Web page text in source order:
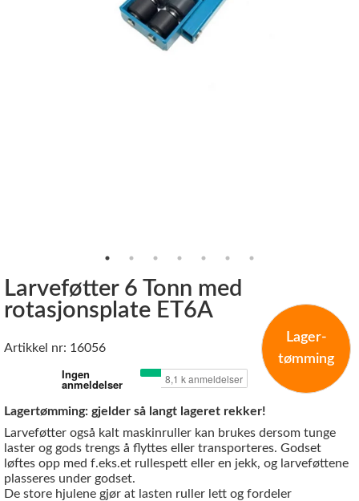
Larveføtter 6 Tonn med
rotasjonsplate ET6A
Lager-
tømming
Artikkel nr: 16056
Lagertømming: gjelder så langt lageret rekker!
Larveføtter også kalt maskinruller kan brukes dersom tunge
laster og gods trengs å flyttes eller transporteres. Godset
løftes opp med f.eks.et rullespett eller en jekk, og larveføttene
plasseres under godset.
De store hjulene gjør at lasten ruller lett og fordeler